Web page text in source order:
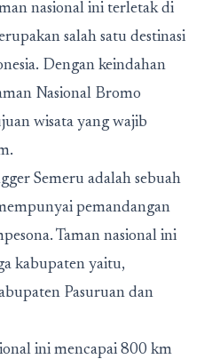
nasional ini terletak di
salah satu destinasi
Dengan keindahan
Nasional Bromo
wisata yang wajib
Semeru adalah sebuah
pemandangan
Taman nasional ini
kabupaten yaitu,
Pasuruan dan
ini mencapai 800 km